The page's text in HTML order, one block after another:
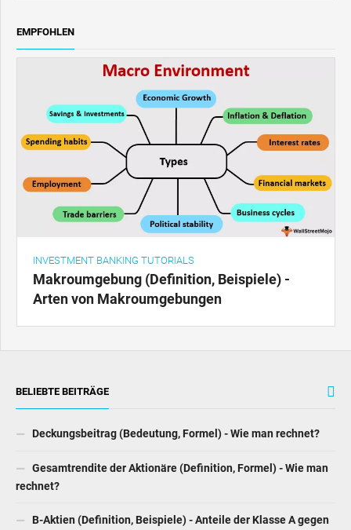
EMPFOHLEN
INVESTMENT BANKING TUTORIALS
Makroumgebung (Definition, Beispiele) -
Arten von Makroumgebungen
BELIEBTE BEITRÄGE
Deckungsbeitrag (Bedeutung, Formel) - Wie man rechnet?
Gesamtrendite der Aktionäre (Definition, Formel) - Wie man
rechnet?
B-Aktien (Definition, Beispiele) - Anteile der Klasse A gegen